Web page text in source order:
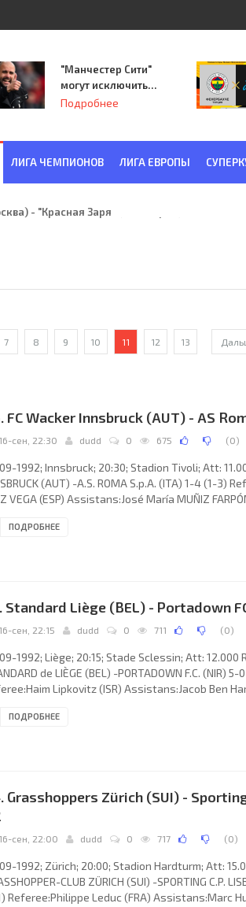
"Манчестер Сити"
могут исключить
из Лиги
Подробнее
ЛИГА ЧЕМПИОНОВ ЛИГА ЕВРОПЫ
- "Красная Заря" (Ленинград) 6:2
7 8 9 10 11 12 13
FC Wacker Innsbruck (AUT) - AS
16-сен, 22:30 dudd 0 675 (0)
1992; Innsbruck; 20:30; Stadion Tivoli; Att:
(AUT) -A.S. ROMA S.p.A. (ITA) 1-4 (1-3)
VEGA (ESP) Assistans:José María MUÑIZ
Paul CANIGGIA 20; 1-2 Michael Baur 34; 1-3
ПОДРОБНЕЕ
Standard Liège (BEL) - Portadown
16-сен, 22:15 dudd 0 711 (0)
1992; Liège; 20:15; Stade Sclessin; Att: 12.000
de LIÈGE (BEL) -PORTADOWN F.C. (NIR) 5-
Lipkovitz (ISR) Assistans:Jacob Ben
3-0 Michaël Goossens 52; 4-0 Philippe Léonard
ПОДРОБНЕЕ
Grasshoppers Zürich (SUI) -
16-сен, 22:00 dudd 0 717 (0)
1992; Zürich; 20:00; Stadion Hardturm; Att:
CLUB ZÜRICH (SUI) -SPORTING C.P.
Referee:Philippe Leduc (FRA) Assistans:Marc